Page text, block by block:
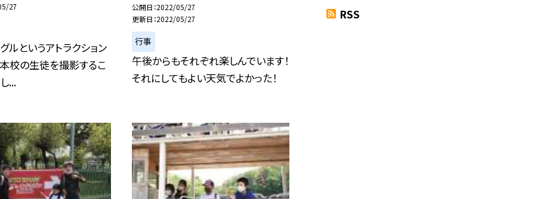
27
ルというアトラクション
校の生徒を撮影するこ
...
公開日 2022/05/27
更新日 2022/05/27
行事
午後からもそれぞれ楽しんでいます！
それにしてもよい天気でよかった！
RSS